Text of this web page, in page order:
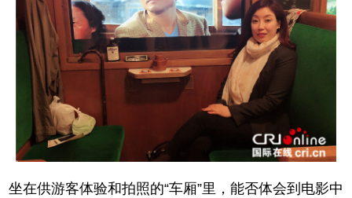
坐在供游客体验和拍照的“车厢”里，能否体会到电影中